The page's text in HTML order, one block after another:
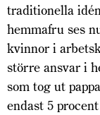
traditionella
hemmafru ses
kvinnor i
större ansvar i
som tog ut
endast 5